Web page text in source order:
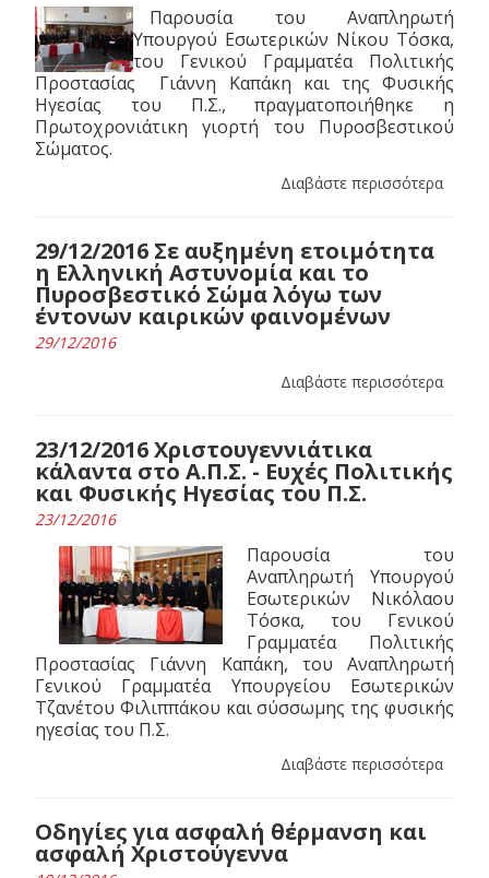
Παρουσία του Αναπληρωτή
Υπουργού Εσωτερικών Νίκου Τόσκα,
του Γενικού Γραμματέα Πολιτικής
Προστασίας Γιάννη Καπάκη και της Φυσικής
Ηγεσίας του Π.Σ., πραγματοποιήθηκε η
Πρωτοχρονιάτικη γιορτή του Πυροσβεστικού
Σώματος.
Διαβάστε περισσότερα
29/12/2016 Σε αυξημένη ετοιμότητα
η Ελληνική Αστυνομία και το
Πυροσβεστικό Σώμα λόγω των
έντονων καιρικών φαινομένων
29/12/2016
Διαβάστε περισσότερα
23/12/2016 Χριστουγεννιάτικα
κάλαντα στο Α.Π.Σ. - Ευχές Πολιτικής
και Φυσικής Ηγεσίας του Π.Σ.
23/12/2016
Παρουσία του
Αναπληρωτή Υπουργoύ
Εσωτερικών Νικόλαου
Τόσκα, του Γενικού
Γραμματέα Πολιτικής
Προστασίας Γιάννη Καπάκη, του Αναπληρωτή
Γενικού Γραμματέα Υπουργείου Εσωτερικών
Τζανέτου Φιλιππάκου και σύσσωμης της φυσικής
ηγεσίας του Π.Σ.
Διαβάστε περισσότερα
Οδηγίες για ασφαλή θέρμανση και
ασφαλή Χριστούγεννα